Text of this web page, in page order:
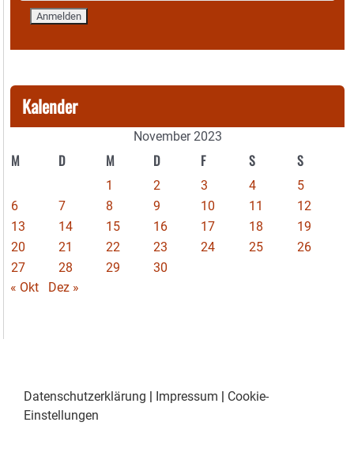
Kalender
November 2023
M D M D F S S
1 2 3 4
5
6
7 8 9 10 11
12
13
14 15 16 17 18
19
20
21 22 23 24 25
26
27
28 29
30
« Okt
Dez »
Datenschutzerklärung Impressum
Cookie-
Einstellungen